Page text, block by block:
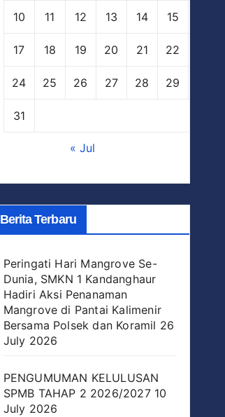
10 11 12 13 14 15
17 18 19 20 21 22
24 25 26 27 28 29
31
« Jul
Berita Terbaru
Peringati Hari Mangrove Se-
Dunia, SMKN 1 Kandanghaur
Hadiri Aksi Penanaman
Mangrove di Pantai Kalimenir
Bersama Polsek dan Koramil 26
July 2026
PENGUMUMAN KELULUSAN
SPMB TAHAP 2 2026/2027 10
July 2026